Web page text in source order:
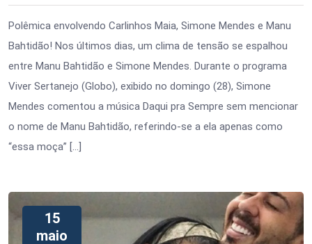
Polêmica envolvendo Carlinhos Maia, Simone Mendes e Manu
Bahtidão! Nos últimos dias, um clima de tensão se espalhou
entre Manu Bahtidão e Simone Mendes. Durante o programa
Viver Sertanejo (Globo), exibido no domingo (28), Simone
Mendes comentou a música Daqui pra Sempre sem mencionar
o nome de Manu Bahtidão, referindo-se a ela apenas como
“essa moça” […]
15
maio